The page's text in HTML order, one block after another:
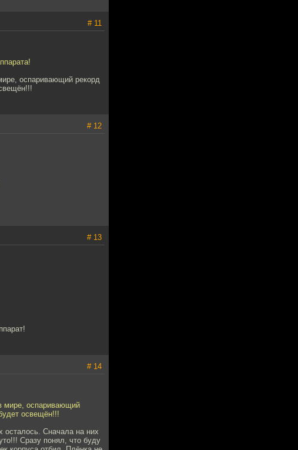
# 11
оспаривающий рекорд
# 12
# 13
# 14
мире, оспаривающий
освещён!!!
Сначала на них
Сразу понял, что буду